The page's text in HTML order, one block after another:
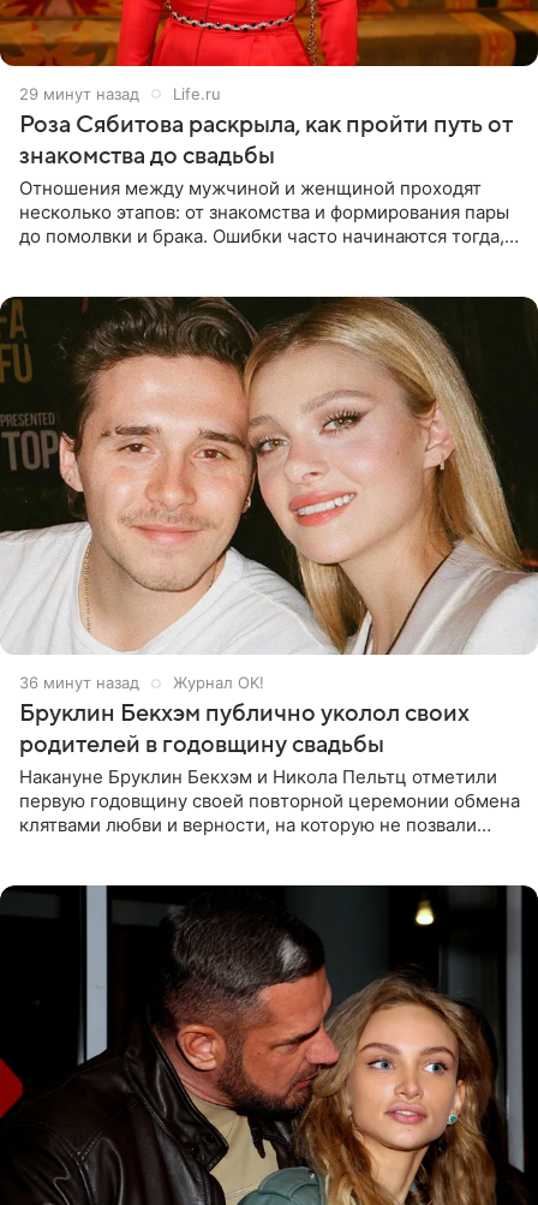
29 минут назад Life.ru
Роза Сябитова раскрыла, как пройти путь от
знакомства до свадьбы
Отношения между мужчиной и женщиной проходят
несколько этапов: от знакомства и формирования пары
до помолвки и брака. Ошибки часто начинаются тогда,
36 минут назад Журнал OK!
Бруклин Бекхэм публично уколол своих
родителей в годовщину свадьбы
Накануне Бруклин Бекхэм и Никола Пельтц отметили
первую годовщину своей повторной церемонии обмена
клятвами любви и верности, на которую не позвали